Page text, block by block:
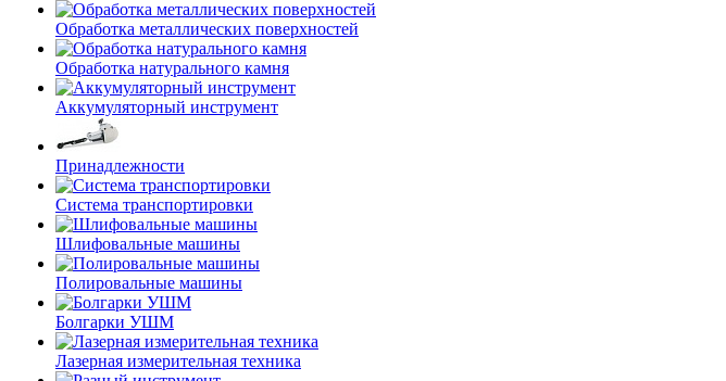
Обработка металлических поверхностей
Обработка натурального камня
Аккумуляторный инструмент
Принадлежности
Система транспортировки
Шлифовальные машины
Полировальные машины
Болгарки УШМ
Лазерная измерительная техника